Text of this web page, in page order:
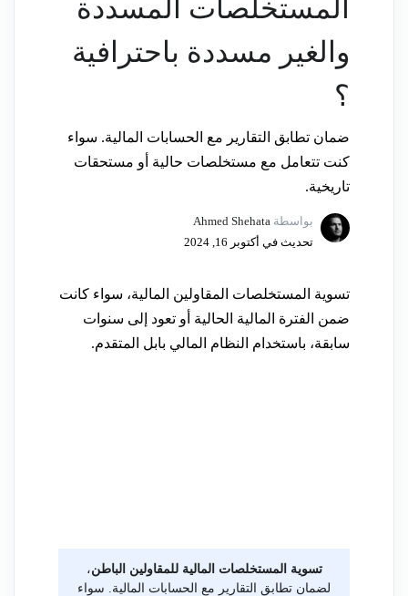
المستخلصات المسددة
والغير مسددة باحترافية
؟
ضمان تطابق التقارير مع الحسابات المالية. سواء
كنت تتعامل مع مستخلصات حالية أو مستحقات
تاريخية.
بواسطة
تحديث في أكتوبر 16, 2024
تسوية المستخلصات المقاولين المالية، سواء كانت
ضمن الفترة المالية الحالية أو تعود إلى سنوات
سابقة، باستخدام النظام المالي بابل المتقدم.
تسوية المستخلصات المالية للمقاولين الباطن،
لضمان تطابق التقارير مع الحسابات المالية. سواء